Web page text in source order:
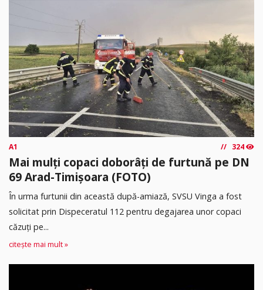
A1 324
Mai mulți copaci doborâți de furtună pe DN
69 Arad-Timișoara (FOTO)
În urma furtunii din această după-amiază, SVSU Vinga a fost
solicitat prin Dispeceratul 112 pentru degajarea unor copaci
căzuți pe...
citește mai mult »